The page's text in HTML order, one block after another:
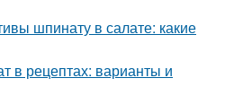
шпинату в салате: какие
в рецептах: варианты и